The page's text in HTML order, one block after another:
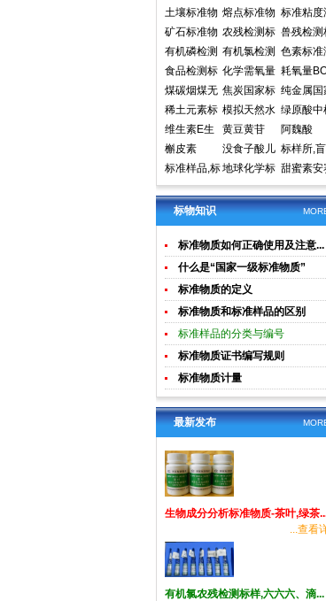
国家标准物
质网
中心,国家标
准物质网
网,国家标
物质中心
准物质中国
计量院标准
物质中心
准物质
析标准物
土壤标准物
质
熔点标准物
质
标准粘度
矿石标准物
质
农残检测标
准样品,标准
溶液,标准物
质
兽残检测
准样品,标
溶液,标
质
有机磷检测
标准样品,标
准溶液,标准
物质
有机氯检测
标准样品标
准溶液标准
物质
色素标准
液标准物
食品检测
食品检测标
准物质标准
样品标准溶
液
化学需氧量
COD标准溶
液标准物质
标样环境标
准样品
耗氧量
5标准溶
标准物质
样环境标
样品
煤碳烟煤无
烟煤国家标
准物质国家
标准样品
焦炭国家标
准物质国家
标准样品
纯金属国
实物标准
品
稀土元素标
准物质标准
样品
模拟天然水
标准溶液
绿原酸中
所标准品
照品高效
相色谱
C
维生素E生
育酚标准品
对照品中检
所
黄豆黄苷
阿魏酸
槲皮素
没食子酸儿
茶素
标样所,
标准样品,标
样,质控样
地球化学标
准物质矿石
土壤生物成
分分析
甜蜜素安
蜜(乙酰
酸钾)标
液食品检
标准物质
标物知识
标准物质如何正确使用及注意...
什么是“国家一级标准物质”
标准物质的定义
标准物质和标准样品的区别
标准样品的分类与编号
标准物质证书编写规则
标准物质计量
最新发布
生物成分分析标准物质-茶叶,绿茶
...查看
有机氯农残检测标样,六六六、滴...